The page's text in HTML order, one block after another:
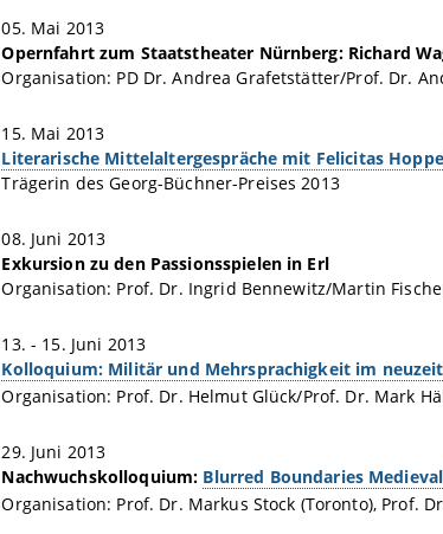
05. Mai 2013
Opernfahrt zum Staatstheater Nürnberg: Richard
Organisation: PD Dr. Andrea Grafetstätter/Prof. Dr.
15. Mai 2013
Literarische Mittelaltergespräche mit Felicitas Hoppe
Trägerin des Georg-Büchner-Preises 2013
08. Juni 2013
Exkursion zu den Passionsspielen in Erl
Organisation: Prof. Dr. Ingrid Bennewitz/Martin
13. - 15. Juni 2013
Kolloquium: Militär und Mehrsprachigkeit im
Organisation: Prof. Dr. Helmut Glück/Prof. Dr. Mark
29. Juni 2013
Nachwuchskolloquium: Blurred Boundaries
Organisation: Prof. Dr. Markus Stock (Toronto), Prof.